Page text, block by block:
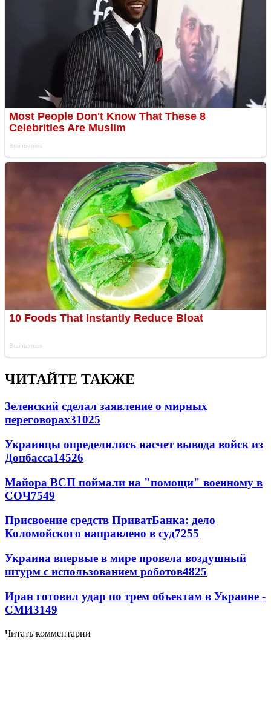
ЧИТАЙТЕ ТАКЖЕ
Зеленский сделал заявление о мирных
переговорах31025
Украинцы определились насчет вывода войск из
Донбасса14526
Майора ВСП поймали на "помощи" военному в
СОЧ7549
Присвоение средств ПриватБанка: дело
Коломойского направлено в суд7255
Украина впервые в мире провела воздушный
штурм с использованием роботов4825
Иран готовил удар по трем объектам в Украине -
СМИ3149
Читать комментарии